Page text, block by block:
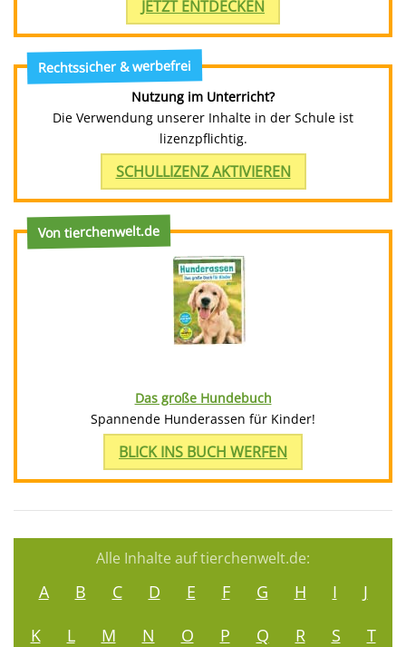
JETZT ENTDECKEN
Rechtssicher & werbefrei
Nutzung im Unterricht?
Die Verwendung unserer Inhalte in der Schule ist
lizenzpflichtig.
SCHULLIZENZ AKTIVIEREN
Von tierchenwelt.de
Das große Hundebuch
Spannende Hunderassen für Kinder!
BLICK INS BUCH WERFEN
Alle Inhalte auf tierchenwelt.de:
A B C D E F G H I
J
K
L M N O P Q R S
T